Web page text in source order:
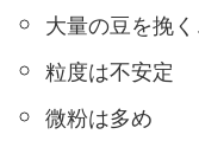
大量の豆を挽
粒度は不安定
微粉は多め